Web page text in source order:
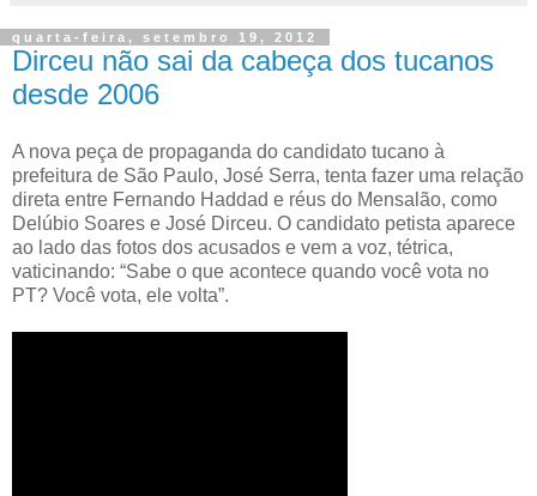
quarta-feira, setembro 19, 2012
Dirceu não sai da cabeça dos tucanos
desde 2006
A nova peça de propaganda do candidato tucano à
prefeitura de São Paulo, José Serra, tenta fazer uma relação
direta entre Fernando Haddad e réus do Mensalão, como
Delúbio Soares e José Dirceu. O candidato petista aparece
ao lado das fotos dos acusados e vem a voz, tétrica,
vaticinando: “Sabe o que acontece quando você vota no
PT? Você vota, ele volta”.